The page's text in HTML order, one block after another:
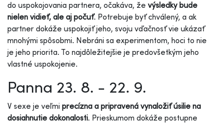
do uspokojovania partnera, očakáva, že výsledky bude
nielen vidieť, ale aj počuť. Potrebuje byť chválený, a ak
partner dokáže uspokojiť jeho, svoju vďačnosť vie ukázať
mnohými spôsobmi. Nebráni sa experimentom, hoci to nie
je jeho priorita. To najdôležitejšie je predovšetkým jeho
vlastné uspokojenie.
Panna 23. 8. - 22. 9.
V sexe je veľmi precízna a pripravená vynaložiť úsilie na
dosiahnutie dokonalosti. Prieskumom dokáže postupne